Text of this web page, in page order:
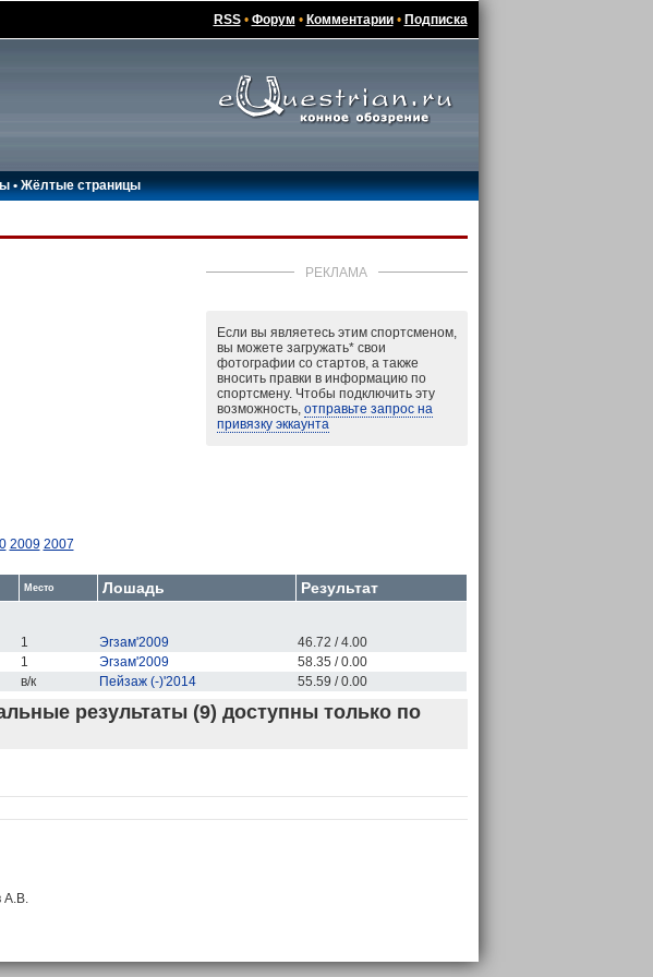
RSS• Форум • Комментарии• Подписка
•Жёлтые страницы
РЕКЛАМА
Если вы являетесь этим спортсменом,
вы можете загружать*свои
фотографии со стартов, а также
вносить правки в информацию по
спортсмену. Чтобы подключить эту
возможность, отправьте запрос на
привязку эккаунта
2009 2007
Место Лошадь
Результат
1 Эгзам'2009
46.72 / 4.00
1 Эгзам'2009
58.35 / 0.00
в/к Пейзаж (-)'2014 55.59 / 0.00
результаты (9) доступны только по
А.В.